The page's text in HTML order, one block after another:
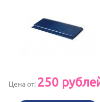
пн-пт 8:30 17:00
Цена от: 250